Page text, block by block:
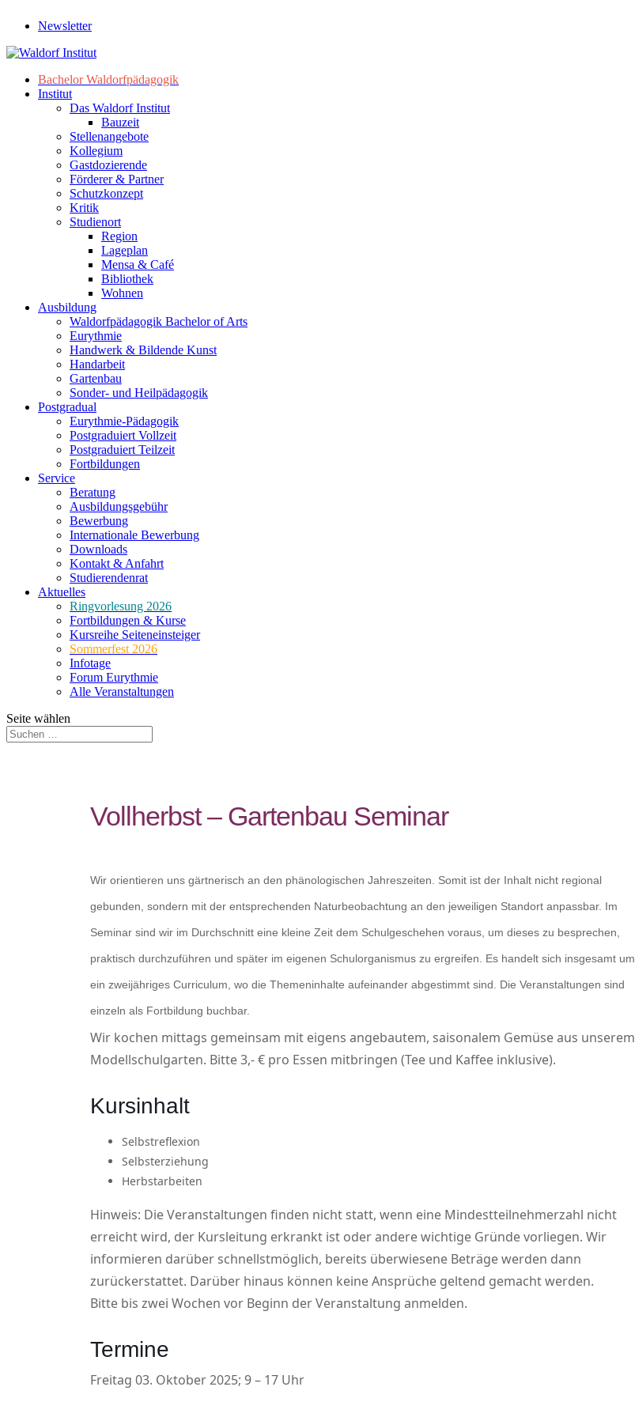
Newsletter
Bachelor Waldorfpädagogik
Institut
Das Waldorf Institut
Bauzeit
Stellenangebote
Kollegium
Gastdozierende
Förderer & Partner
Schutzkonzept
Kritik
Studienort
Region
Lageplan
Mensa & Café
Bibliothek
Wohnen
Ausbildung
Waldorfpädagogik Bachelor of Arts
Eurythmie
Handwerk & Bildende Kunst
Handarbeit
Gartenbau
Sonder- und Heilpädagogik
Postgradual
Eurythmie-Pädagogik
Postgraduiert Vollzeit
Postgraduiert Teilzeit
Fortbildungen
Service
Beratung
Ausbildungsgebühr
Bewerbung
Internationale Bewerbung
Downloads
Kontakt & Anfahrt
Studierendenrat
Aktuelles
Ringvorlesung 2026
Fortbildungen & Kurse
Kursreihe Seiteneinsteiger
Sommerfest 2026
Infotage
Forum Eurythmie
Alle Veranstaltungen
Seite wählen
Vollherbst – Gartenbau Seminar
Wir orientieren uns gärtnerisch an den phänologischen Jahreszeiten. Somit ist der Inhalt nicht regional
gebunden, sondern mit der entsprechenden Naturbeobachtung an den jeweiligen Standort anpassbar. Im
Seminar sind wir im Durchschnitt eine kleine Zeit dem Schulgeschehen voraus, um dieses zu besprechen,
praktisch durchzuführen und später im eigenen Schulorganismus zu ergreifen. Es handelt sich insgesamt um
ein zweijähriges Curriculum, wo die Themeninhalte aufeinander abgestimmt sind. Die Veranstaltungen sind
einzeln als Fortbildung buchbar.
Wir kochen mittags gemeinsam mit eigens angebautem, saisonalem Gemüse aus unserem
Modellschulgarten. Bitte 3,- € pro Essen mitbringen (Tee und Kaffee inklusive).
Kursinhalt
Selbstreflexion
Selbsterziehung
Herbstarbeiten
Hinweis: Die Veranstaltungen finden nicht statt, wenn eine Mindestteilnehmerzahl nicht
erreicht wird, der Kursleitung erkrankt ist oder andere wichtige Gründe vorliegen. Wir
informieren darüber schnellstmöglich, bereits überwiesene Beträge werden dann
zurückerstattet. Darüber hinaus können keine Ansprüche geltend gemacht werden.
Bitte bis zwei Wochen vor Beginn der Veranstaltung anmelden.
Termine
Freitag 03. Oktober 2025; 9 – 17 Uhr